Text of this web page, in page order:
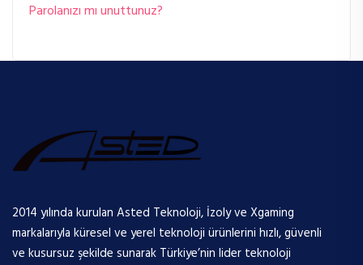
Parolanızı mı unuttunuz?
2014 yılında kurulan Asted Teknoloji, İzoly ve Xgaming
markalarıyla küresel ve yerel teknoloji ürünlerini hızlı, güvenli
ve kusursuz şekilde sunarak Türkiye’nin lider teknoloji